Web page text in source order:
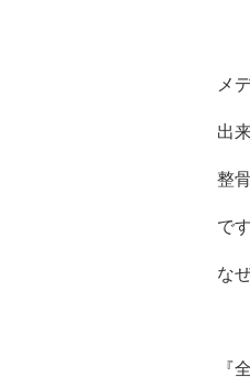
メ
出
整
で
な
『